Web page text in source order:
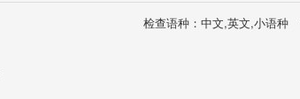
检查语种：中文,英文,小语种